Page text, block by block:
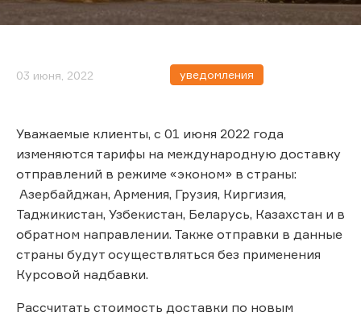
03 июня, 2022 уведомления
Уважаемые клиенты, с 01 июня 2022 года
изменяются тарифы на международную доставку
отправлений в режиме «эконом» в страны:
Азербайджан, Армения, Грузия, Киргизия,
Таджикистан, Узбекистан, Беларусь, Казахстан и в
обратном направлении. Также отправки в данные
страны будут осуществляться без применения
Курсовой надбавки.
Рассчитать стоимость доставки по новым